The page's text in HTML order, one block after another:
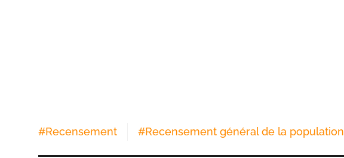
#Recensement #Recensement général de la population